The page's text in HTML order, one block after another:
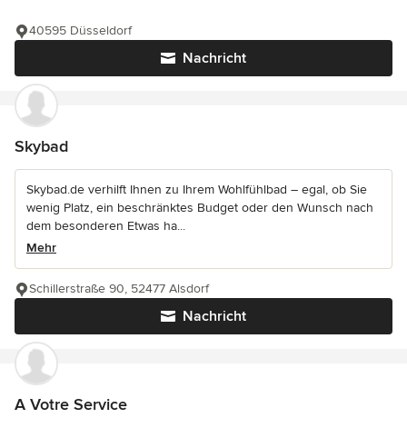
Nachricht
40595 Düsseldorf
Skybad
Skybad.de verhilft Ihnen zu Ihrem Wohlfühlbad – egal, ob Sie
wenig Platz, ein beschränktes Budget oder den Wunsch nach
dem besonderen Etwas ha...
Mehr
Nachricht
Schillerstraße 90, 52477 Alsdorf
A Votre Service